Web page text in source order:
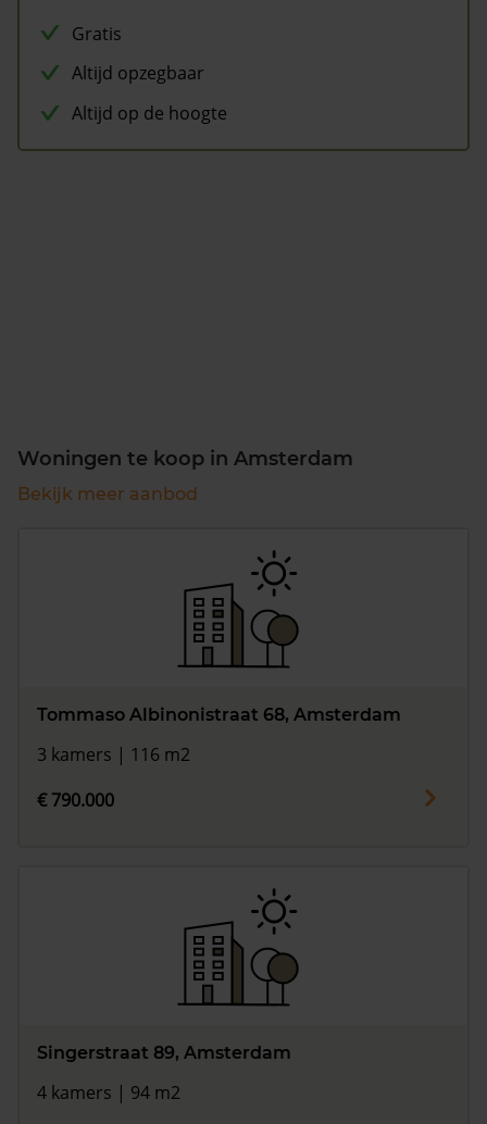
Gratis
Altijd opzegbaar
Altijd op de hoogte
Woningen te koop in Amsterdam
Bekijk meer aanbod
Tommaso Albinonistraat 68, Amsterdam
3 kamers | 116 m2
€ 790.000
Singerstraat 89, Amsterdam
4 kamers | 94 m2